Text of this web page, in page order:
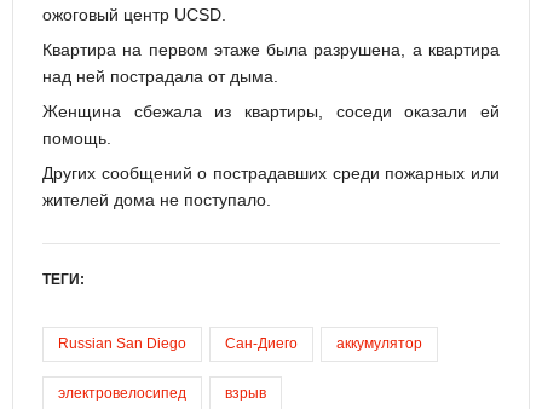
ожоговый центр UCSD.
Квартира на первом этаже была разрушена, а квартира
над ней пострадала от дыма.
Женщина сбежала из квартиры, соседи оказали ей
помощь.
Других сообщений о пострадавших среди пожарных или
жителей дома не поступало.
ТЕГИ:
Russian San Diego Сан-Диего аккумулятор
электровелосипед взрыв